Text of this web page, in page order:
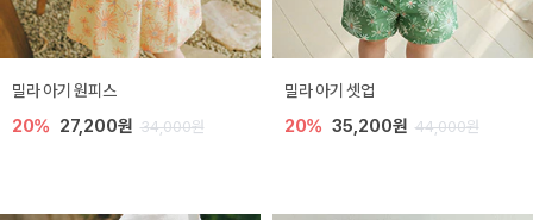
밀라 아기 원피스
20% 27,200원 34,000원
밀라 아기 셋업
20% 35,200원 44,000원